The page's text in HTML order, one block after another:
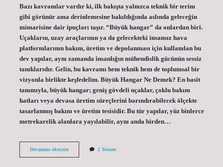
Bazı kavramlar vardır ki, ilk bakışta yalnızca teknik bir terim
gibi görünür ama derinlemesine bakıldığında aslında geleceğin
mimarisine dair ipuçları taşır. “Büyük hangar” da onlardan biri.
Uçakların, uzay araçlarının ya da gelecekteki insansız hava
platformlarının bakım, üretim ve depolanması için kullanılan bu
dev yapılar, aynı zamanda insanlığın mühendislik gücünün sessiz
tanıklarıdır. Gelin, bu kavramı hem teknik hem de toplumsal bir
vizyonla birlikte keşfedelim. Büyük Hangar Ne Demek? En basit
tanımıyla, büyük hangar; geniş gövdeli uçaklar, çoklu bakım
hatları veya devasa üretim süreçlerini barındırabilecek ölçekte
tasarlanmış bakım ve üretim tesisidir. Bu tür yapılar, yüz binlerce
metrekarelik alanlara yayılabilir, aynı anda birden…
Devamını okuyunBüyük
2 Yorum